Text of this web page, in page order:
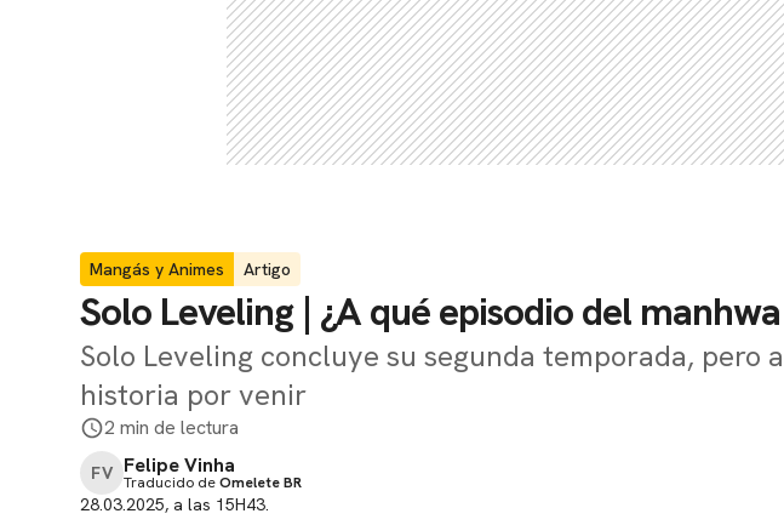
Mangás y Animes Artigo
Solo Leveling | ¿A qué episodio del
Solo Leveling concluye su segunda temporada, pero
historia por venir
2 min de lectura
FV Felipe Vinha
Traducido deOmelete BR
28.03.2025, a las 15H43.